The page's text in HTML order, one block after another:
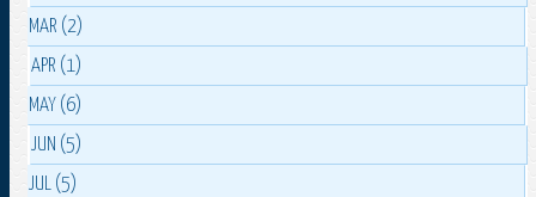
MAR (2)
APR (1)
MAY (6)
JUN (5)
JUL (5)